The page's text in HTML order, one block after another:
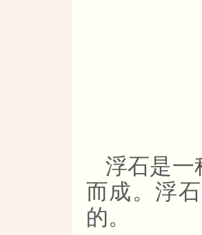
浮石是一
而成。浮
的。